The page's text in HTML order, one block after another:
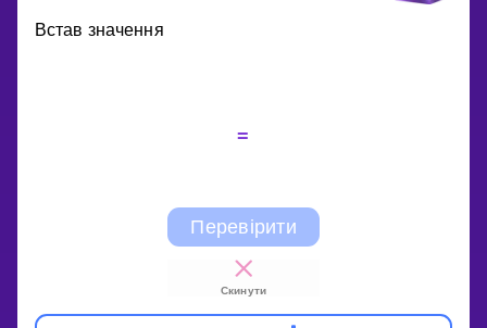
Встав значення
=
Перевірити
Скинути